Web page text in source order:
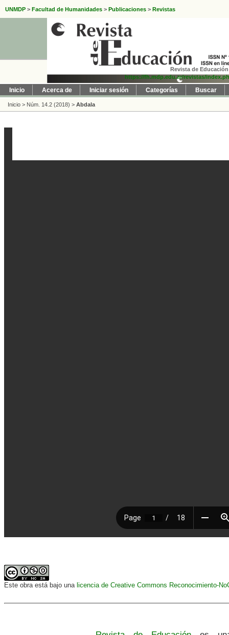
UNMDP > Facultad de Humanidades > Publicaciones > Revistas
Revista de
https://fh.mdp.edu.ar/revistas/
Inicio Acerca de Iniciar sesión Categorías Buscar
Inicio > Núm. 14.2 (2018) > Abdala
Este obra está bajo una licencia de Creative Commons Reconocimiento-